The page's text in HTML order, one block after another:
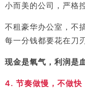
小而美的公司，严格
不租豪华办公室，不
每一分钱都要花在刀
现金是氧气，利润是
4. 节奏做慢，不做快